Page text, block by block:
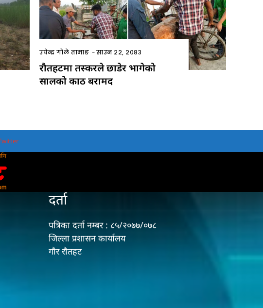
उपेन्द्र गोले तामाङ -साउन २२, २०८३
रौतहटमा तस्करले छाडेर भागेको
सालको काठ बरामद
दर्ता
पत्रिका दर्ता नम्बर : ८५/२०७७/०७८
जिल्ला प्रशासन कार्यालय
गौर राैतहट